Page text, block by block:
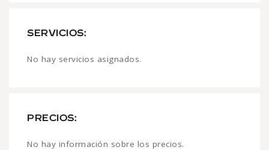
SERVICIOS:
No hay servicios asignados.
PRECIOS:
No hay información sobre los precios.